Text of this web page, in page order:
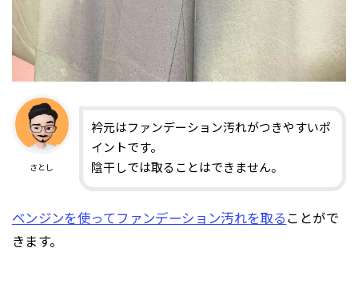
さとし
衿元はファンデーション汚れがつきやすいポ
イントです。
陰干しでは取ることはできません。
ベンジンを使ってファンデーション汚れを取る ことがで
きます。